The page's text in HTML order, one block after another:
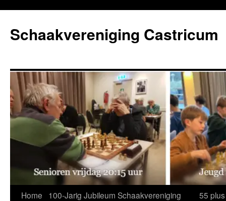
de
inhoud
Schaakvereniging Castricum
Home
100-Jarig Jubileum Schaakvereniging
55